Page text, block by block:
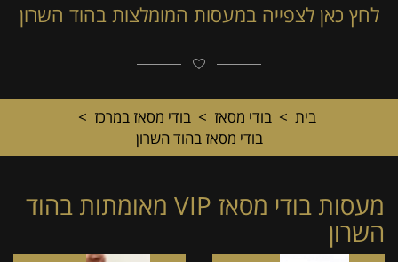
לחץ כאן לצפייה במעסות המומלצות בהוד השרון
בית > בודי מסאז > בודי מסאז במרכז >
בודי מסאז בהוד השרון
מעסות בודי מסאז VIP מאומתות בהוד
השרון